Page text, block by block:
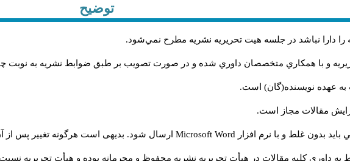
توضیح
را دارا نباشد در جلسه هيت تحريريه نشريه مطرح نمي‌شود.
و با همکاري متخصصان داوري شده و در صورت تصويب بر طبق ضوابط نشريه به نوبت
عهده نويسنده(گان) است.
مقالات مجاز است.
بدون غلط و با نرم افزار Microsoft Word ارسال شود. بدیهی است هرگونه تغییر پس از
داوری کلیه مقالات در هیأت تحریریه نشریه محفوظ و محرمانه بوده و هیأت تحریریه نسبت